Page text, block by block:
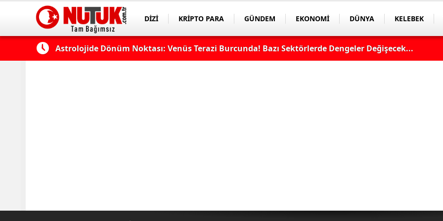
DİZİ KRİPTO PARA GÜNDEM EKONOMİ DÜNYA KELEBEK
Astrolojide Dönüm Noktası: Venüs Terazi Burcunda! Bazı Sektörlerde Dengeler Değişecek...